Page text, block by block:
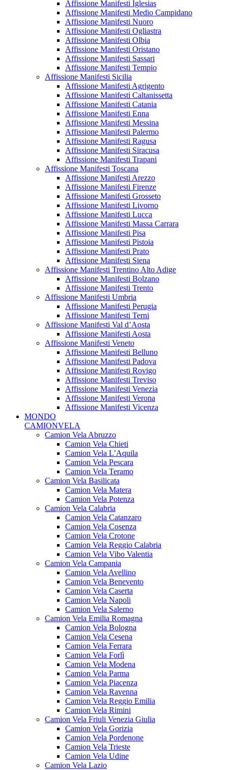
Affissione Manifesti Iglesias
Affissione Manifesti Medio Campidano
Affissione Manifesti Nuoro
Affissione Manifesti Ogliastra
Affissione Manifesti Olbia
Affissione Manifesti Oristano
Affissione Manifesti Sassari
Affissione Manifesti Tempio
Affissione Manifesti Sicilia
Affissione Manifesti Agrigento
Affissione Manifesti Caltanissetta
Affissione Manifesti Catania
Affissione Manifesti Enna
Affissione Manifesti Messina
Affissione Manifesti Palermo
Affissione Manifesti Ragusa
Affissione Manifesti Siracusa
Affissione Manifesti Trapani
Affissione Manifesti Toscana
Affissione Manifesti Arezzo
Affissione Manifesti Firenze
Affissione Manifesti Grosseto
Affissione Manifesti Livorno
Affissione Manifesti Lucca
Affissione Manifesti Massa Carrara
Affissione Manifesti Pisa
Affissione Manifesti Pistoia
Affissione Manifesti Prato
Affissione Manifesti Siena
Affissione Manifesti Trentino Alto Adige
Affissione Manifesti Bolzano
Affissione Manifesti Trento
Affissione Manifesti Umbria
Affissione Manifesti Perugia
Affissione Manifesti Terni
Affissione Manifesti Val d’Aosta
Affissione Manifesti Aosta
Affissione Manifesti Veneto
Affissione Manifesti Belluno
Affissione Manifesti Padova
Affissione Manifesti Rovigo
Affissione Manifesti Treviso
Affissione Manifesti Venezia
Affissione Manifesti Verona
Affissione Manifesti Vicenza
MONDO
CAMIONVELA
Camion Vela Abruzzo
Camion Vela Chieti
Camion Vela L’Aquila
Camion Vela Pescara
Camion Vela Teramo
Camion Vela Basilicata
Camion Vela Matera
Camion Vela Potenza
Camion Vela Calabria
Camion Vela Catanzaro
Camion Vela Cosenza
Camion Vela Crotone
Camion Vela Reggio Calabria
Camion Vela Vibo Valentia
Camion Vela Campania
Camion Vela Avellino
Camion Vela Benevento
Camion Vela Caserta
Camion Vela Napoli
Camion Vela Salerno
Camion Vela Emilia Romagna
Camion Vela Bologna
Camion Vela Cesena
Camion Vela Ferrara
Camion Vela Forlì
Camion Vela Modena
Camion Vela Parma
Camion Vela Piacenza
Camion Vela Ravenna
Camion Vela Reggio Emilia
Camion Vela Rimini
Camion Vela Friuli Venezia Giulia
Camion Vela Gorizia
Camion Vela Pordenone
Camion Vela Trieste
Camion Vela Udine
Camion Vela Lazio